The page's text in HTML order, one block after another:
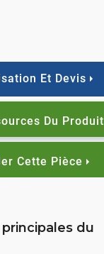
Et Devis
Du Produit
Cette Pièce
du